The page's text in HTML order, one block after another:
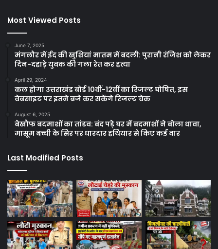
Most Viewed Posts
June 7, 2025
मंगलौर में ईद की खुशियां मातम में बदली: पुरानी रंजिश को लेकर
दिन-दहाड़े युवक की गला रेत कर हत्या
April 29, 2024
कल होगा उत्तराखंड बोर्ड 10वीं-12वीं का रिजल्ट घोषित, इस
वेबसाइट पर इतने बजे कर सकेंगे रिजल्ट चेक
August 6, 2025
बेखौफ बदमाशों का तांडव: बंद पड़े घर में बदमाशों ने बोला धावा,
मासूम बच्ची के सिर पर धारदार हथियार से किए कई वार
Last Modified Posts